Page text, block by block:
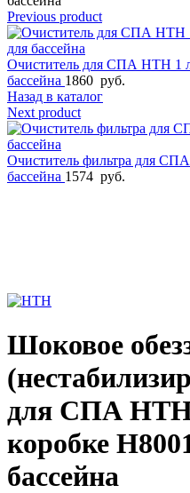
Previous product
Очиститель для СПА HTH 1
бассейна 1860 руб.
Назад в каталог
Next product
Очиститель фильтра для
бассейна 1574 руб.
Шоковое
для СПА
коробке
бассейна